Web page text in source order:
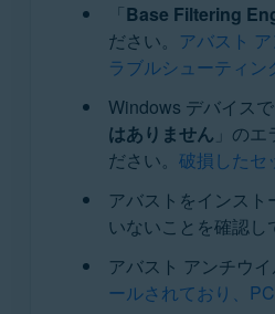
「Base Filtering
ださい。 アバスト
ラブルシューティン
Windows デバイス
はありません 」の
ださい。 破損したセ
アバストをインス
いないことを確認し
アバスト アンチウ
ールされており、